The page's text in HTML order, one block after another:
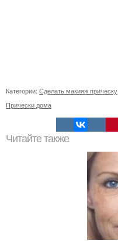
Категории: Сделать макияж прическу
Прически дома
Читайте также